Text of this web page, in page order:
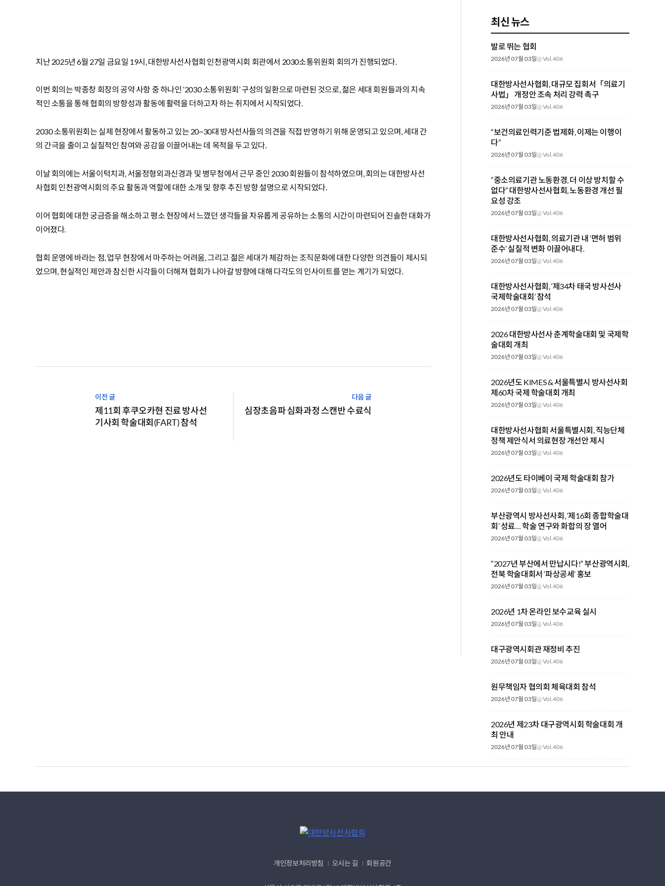
지난 2025년 6월 27일 금요일 19시, 대한방사선사협회 인천광역시회 회관에서 2030소통위원회 회의가 진행되었다.
이번 회의는 박종창 회장의 공약 사항 중 하나인 ‘2030 소통위원회’ 구성의 일환으로 마련된 것으로, 젊은 세대 회원들과의 지속
적인 소통을 통해 협회의 방향성과 활동에 활력을 더하고자 하는 취지에서 시작되었다.
2030 소통위원회는 실제 현장에서 활동하고 있는 20~30대 방사선사들의 의견을 직접 반영하기 위해 운영되고 있으며, 세대 간
의 간극을 줄이고 실질적인 참여와 공감을 이끌어내는 데 목적을 두고 있다.
이날 회의에는 서울이턱치과, 서울정형외과신경과 및 병무청에서 근무 중인 2030 회원들이 참석하였으며, 회의는 대한방사선
사협회 인천광역시회의 주요 활동과 역할에 대한 소개 및 향후 추진 방향 설명으로 시작되었다.
이어 협회에 대한 궁금증을 해소하고 평소 현장에서 느꼈던 생각들을 자유롭게 공유하는 소통의 시간이 마련되어 진솔한 대화가
이어졌다.
협회 운영에 바라는 점, 업무 현장에서 마주하는 어려움, 그리고 젊은 세대가 체감하는 조직문화에 대한 다양한 의견들이 제시되
었으며, 현실적인 제안과 참신한 시각들이 더해져 협회가 나아갈 방향에 대해 다각도의 인사이트를 얻는 계기가 되었다.
제11회 후쿠오카현 진료 방사선
기사회 학술대회(FART) 참석
심장초음파 심화과정 스캔반 수료식
최신 뉴스
발로 뛰는 협회
2026년 07월 03일@Vol.406
대한방사선사협회, 대규모 집회서「의료기
사법」 개정안 조속 처리 강력 촉구
2026년 07월 03일@Vol.406
“보건의료인력기준 법제화, 이제는 이행이
다”
2026년 07월 03일@Vol.406
“중소의료기관 노동환경, 더 이상 방치할 수
없다” 대한방사선사협회, 노동환경 개선 필
요성 강조
2026년 07월 03일@Vol.406
대한방사선사협회, 의료기관 내 ‘면허 범위
준수’ 실질적 변화 이끌어내다.
2026년 07월 03일@Vol.406
대한방사선사협회, ‘제34차 태국 방사선사
국제학술대회’ 참석
2026년 07월 03일@Vol.406
2026 대한방사선사 춘계학술대회 및 국제학
술대회 개최
2026년 07월 03일@Vol.406
2026년도 KIMES & 서울특별시 방사선사회
제60차 국제 학술대회 개최
2026년 07월 03일@Vol.406
대한방사선사협회 서울특별시회, 직능단체
정책 제안식서 의료현장 개선안 제시
2026년 07월 03일@Vol.406
2026년도 타이베이 국제 학술대회 참가
2026년 07월 03일@Vol.406
부산광역시 방사선사회, ‘제16회 종합학술대
회’ 성료… 학술 연구와 화합의 장 열어
2026년 07월 03일@Vol.406
“2027년 부산에서 만납시다!” 부산광역시회,
전북 학술대회서 ‘파상공세’ 홍보
2026년 07월 03일@Vol.406
2026년 1차 온라인 보수교육 실시
2026년 07월 03일@Vol.406
대구광역시회관 재정비 추진
2026년 07월 03일@Vol.406
원무책임자 협의회 체육대회 참석
2026년 07월 03일@Vol.406
2026년 제23차 대구광역시회 학술대회 개
최 안내
2026년 07월 03일@Vol.406
개인정보처리방침 오시는 길 회원공간